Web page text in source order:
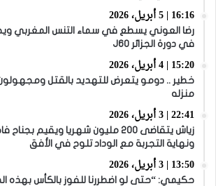
16:16 | 5 أبريل، 2026
رضا العوني يسطع في سماء التنس المغربي
في دورة الجزائر J60
15:20 | 4 أبريل، 2026
خطير .. دومو يتعرض للتهديد بالقتل ومجهولون
منزله
22:41 | 3 أبريل، 2026
ونهاية التجربة مع الوداد تلوح في الأفق
13:50 | 3 أبريل، 2026
حكيمي: “حتى لو اضطررنا للفوز بالكأس بهذه